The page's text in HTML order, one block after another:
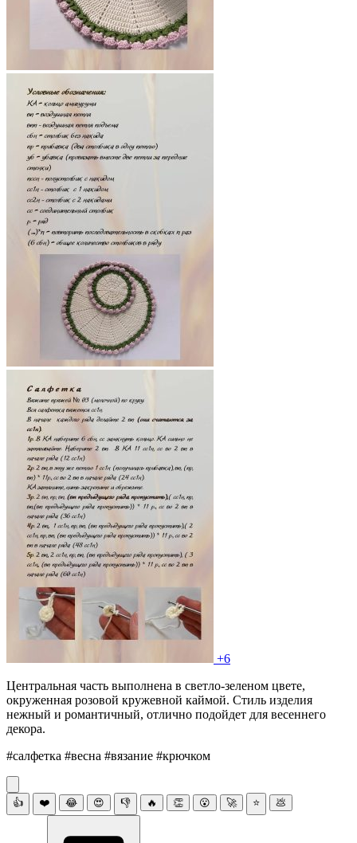
+6
Центральная часть выполнена в светло-зеленом цвете,
окруженная розовой кружевной каймой. Стиль изделия
нежный и романтичный, отлично подойдет для весеннего
декора.
#салфетка #весна #вязание #крючком
👍 ❤️ 😂 😍 👎 🔥 👏 😮 🚀 ⭐ 💩